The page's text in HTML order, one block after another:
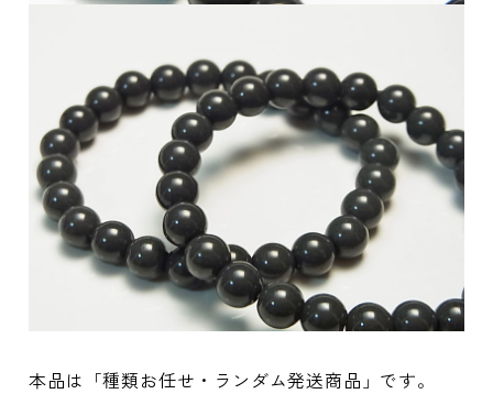
本品は「種類お任せ・ランダム発送商品」です。